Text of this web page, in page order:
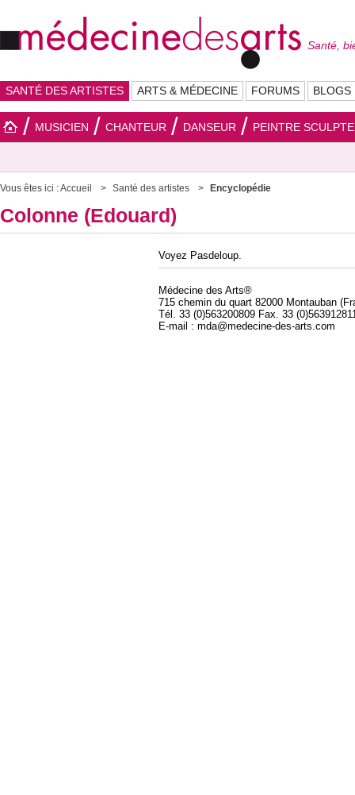
Santé,
SANTÉ DES ARTISTES ARTS & MÉDECINE FORUMS BLOGS
MUSICIEN CHANTEUR DANSEUR PEINTRE
Vous êtes ici :Accueil Santé des artistes Encyclopédie
Colonne (Edouard)
Voyez Pasdeloup.
Médecine des Arts®
715 chemin du quart 82000 Montauban
Tél. 33 (0)563200809 Fax. 33
E-mail : mda@medecine-des-arts.com